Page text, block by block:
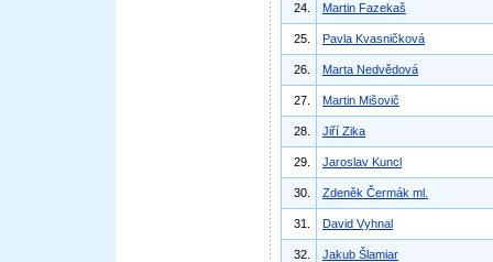
24. Martin Fazekaš
25. Pavla Kvasničková
26. Marta Nedvědová
27. Martin Mišovič
28. Jiří Zika
29. Jaroslav Kuncl
30. Zdeněk Čermák ml.
31. David Vyhnal
32. Jakub Šlamiar